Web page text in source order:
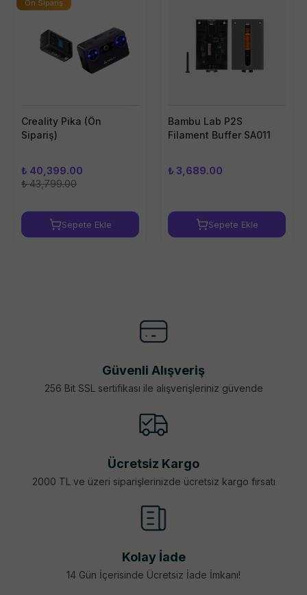
Creality Pika (Ön
Sipariş)
Ön Sipariş
₺ 40,399.00
₺ 43,799.00
Sepete Ekle
Bambu Lab P2S
Filament Buffer SA011
₺ 3,689.00
Sepete Ekle
Güvenli Alışveriş
256 Bit SSL sertifikası ile alışverişleriniz güvende
Ücretsiz Kargo
2000 TL ve üzeri siparişlerinizde ücretsiz kargo fırsatı
Kolay İade
14 Gün İçerisinde Ücretsiz İade İmkanı!